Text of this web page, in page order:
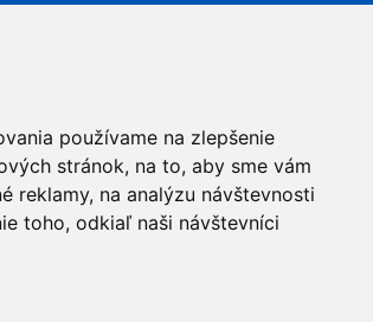
používame na zlepšenie
stránok, na to, aby sme vám
reklamy, na analýzu návštevnosti
toho, odkiaľ naši návštevníci
klubového konta